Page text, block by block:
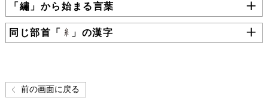
「繡」から始まる言葉
同じ部首「 」の漢字
前の画面に戻る